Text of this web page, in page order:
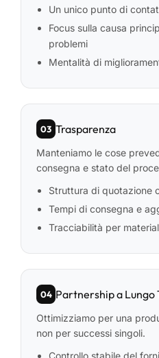
Un unico punto di
Focus sulla causa
problemi
Mentalità di
03 Trasparenza
Manteniamo le cose
consegna e stato del
Struttura di quotazione
Tempi di consegna e
Tracciabilità per
04 Partnership a Lungo
Ottimizziamo per una
non per successi singoli.
Controllo stabile del